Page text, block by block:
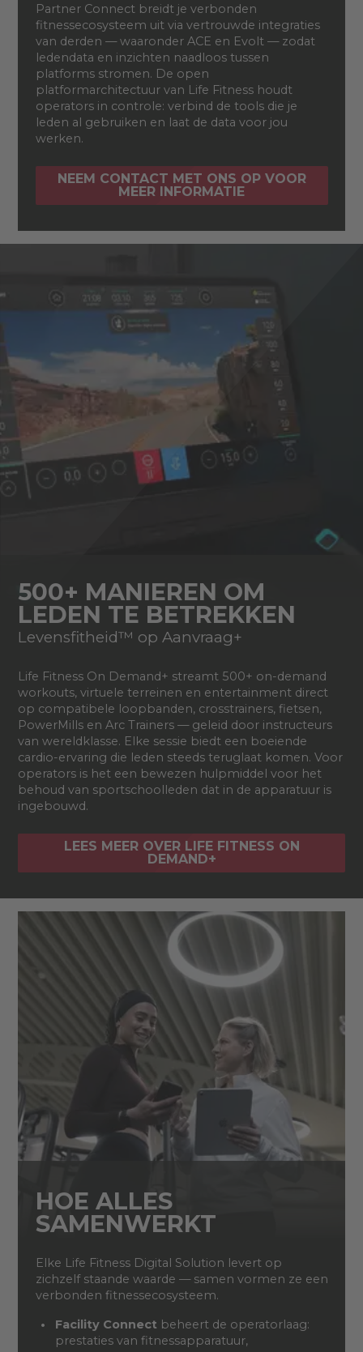
Partner Connect breidt je verbonden
fitnessecosysteem uit via vertrouwde integraties
van derden — waaronder ACE en Evolt — zodat
ledendata en inzichten naadloos tussen
platforms stromen. De open
platformarchitectuur van Life Fitness houdt
operators in controle: verbind de tools die je
leden al gebruiken en laat de data voor jou
werken.
NEEM CONTACT MET ONS OP VOOR
MEER INFORMATIE
500+ MANIEREN OM
LEDEN TE BETREKKEN
Levensfitheid™ op Aanvraag+
Life Fitness On Demand+ streamt 500+ on-demand
workouts, virtuele terreinen en entertainment direct
op compatibele loopbanden, crosstrainers, fietsen,
PowerMills en Arc Trainers — geleid door instructeurs
van wereldklasse. Elke sessie biedt een boeiende
cardio-ervaring die leden steeds teruglaat komen. Voor
operators is het een bewezen hulpmiddel voor het
behoud van sportschoolleden dat in de apparatuur is
ingebouwd.
LEES MEER OVER LIFE FITNESS ON
DEMAND+
HOE ALLES
SAMENWERKT
Elke Life Fitness Digital Solution levert op
zichzelf staande waarde — samen vormen ze een
verbonden fitnessecosysteem.
Facility Connect beheert de operatorlaag:
prestaties van fitnessapparatuur,